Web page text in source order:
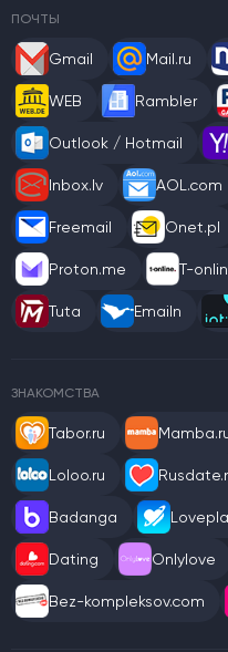
ПОЧТЫ
Gmail Mail.ru
WEB Rambler
Outlook / Hotmail
Inbox.lv AOL.com
Freemail Onet.pl
Proton.me T-
Tuta Emailn
ЗНАКОМСТВА
Tabor.ru
Loloo.ru
Badanga
Dating Onlylove
Bez-kompleksov.com